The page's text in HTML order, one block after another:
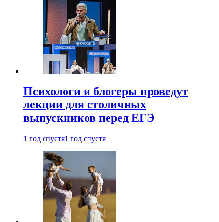
Психологи и блогеры проведут
лекции для столичных
выпускников перед ЕГЭ
1 год спустя1 год спустя